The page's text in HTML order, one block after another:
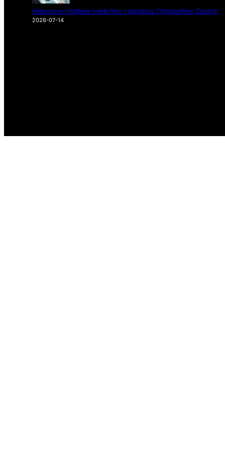
Hialurono rūgšties injekcijos į sąnarius Ortopedijos Centre
2026-07-14